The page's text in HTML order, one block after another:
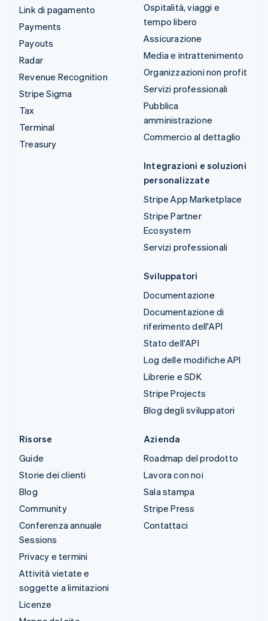
Link di pagamento
Payments
Payouts
Radar
Revenue Recognition
Stripe Sigma
Tax
Terminal
Treasury
Ospitalità, viaggi e
tempo libero
Assicurazione
Media e intrattenimento
Organizzazioni non profit
Servizi professionali
Pubblica
amministrazione
Commercio al dettaglio
Integrazioni e soluzioni
personalizzate
Stripe App Marketplace
Stripe Partner
Ecosystem
Servizi professionali
Sviluppatori
Documentazione
Documentazione di
riferimento dell'API
Stato dell'API
Log delle modifiche API
Librerie e SDK
Stripe Projects
Blog degli sviluppatori
Risorse
Guide
Storie dei clienti
Blog
Community
Conferenza annuale
Sessions
Privacy e termini
Attività vietate e
soggette a limitazioni
Licenze
Azienda
Roadmap del prodotto
Lavora con noi
Sala stampa
Stripe Press
Contattaci